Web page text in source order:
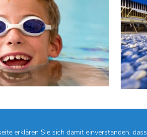
erklären Sie sich damit einverstanden, dass